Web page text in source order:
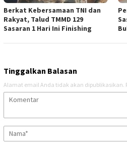
Berkat Kebersamaan TNI dan
Rakyat, Talud TMMD 129
Sasaran 1 Hari Ini Finishing
Tinggalkan Balasan
Alamat email Anda tidak akan dipublikasikan.